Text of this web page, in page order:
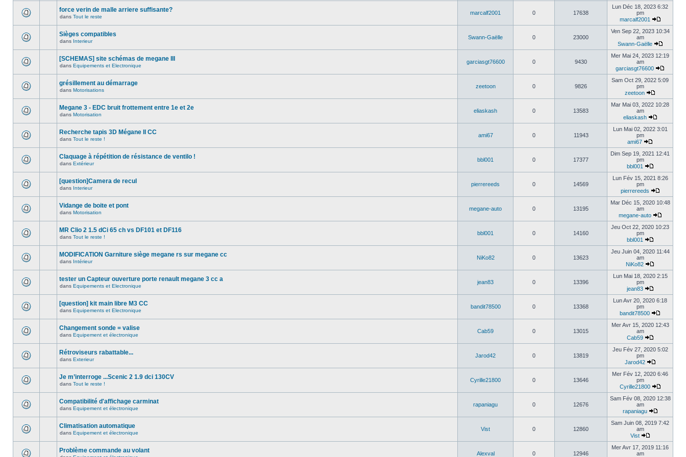
force verin de malle arriere suffisante?
dans Tout le reste
marcalf2001 0 17638
Lun Déc 18, 2023 6:32
pm
marcalf2001
Sièges compatibles
dans Interieur
Swann-Gaëlle 0 23000
Ven Sep 22, 2023 10:34
am
Swann-Gaëlle
[SCHEMAS] site schémas de megane III
dans Equipements et Electronique
garciasgt76600 0 9430
Mer Mai 24, 2023 12:19
am
garciasgt76600
grésillement au démarrage
dans Motorisations
zeetoon 0 9826
Sam Oct 29, 2022 5:09
pm
zeetoon
Megane 3 - EDC bruit frottement entre 1e et 2e
dans Motorisation
eliaskash 0 13583
Mar Mai 03, 2022 10:28
am
eliaskash
Recherche tapis 3D Mégane II CC
dans Tout le reste !
ami67 0 11943
Lun Mai 02, 2022 3:01
pm
ami67
Claquage à répétition de résistance de ventilo !
dans Extérieur
bbl001 0 17377
Dim Sep 19, 2021 12:41
pm
bbl001
[question]Camera de recul
dans Interieur
pierrereeds 0 14569
Lun Fév 15, 2021 8:26
pm
pierrereeds
Vidange de boite et pont
dans Motorisation
megane-auto 0 13195
Mar Déc 15, 2020 10:48
am
megane-auto
MR Clio 2 1.5 dCi 65 ch vs DF101 et DF116
dans Tout le reste !
bbl001 0 14160
Jeu Oct 22, 2020 10:23
pm
bbl001
MODIFICATION Garniture siège megane rs sur megane cc
dans Intérieur
NiKo82 0 13623
Jeu Juin 04, 2020 11:44
am
NiKo82
tester un Capteur ouverture porte renault megane 3 cc a
dans Equipements et Electronique
jean83 0 13396
Lun Mai 18, 2020 2:15
pm
jean83
[question] kit main libre M3 CC
dans Equipements et Electronique
bandit78500 0 13368
Lun Avr 20, 2020 6:18
pm
bandit78500
Changement sonde = valise
dans Equipement et électronique
Cab59 0 13015
Mer Avr 15, 2020 12:43
am
Cab59
Rétroviseurs rabattable...
dans Exterieur
Jarod42 0 13819
Jeu Fév 27, 2020 5:02
pm
Jarod42
Je m’interroge ...Scenic 2 1.9 dci 130CV
dans Tout le reste !
Cyrille21800 0 13646
Mer Fév 12, 2020 6:46
pm
Cyrille21800
Compatibilité d'affichage carminat
dans Equipement et électronique
rapaniagu 0 12676
Sam Fév 08, 2020 12:38
am
rapaniagu
Climatisation automatique
dans Equipement et électronique
Vist 0 12860
Sam Juin 08, 2019 7:42
am
Vist
Problème commande au volant Alexval 0 12946
Mer Avr 17, 2019 11:16
am